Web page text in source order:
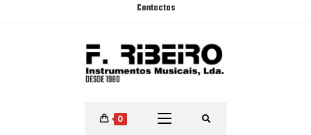
Contactos
0